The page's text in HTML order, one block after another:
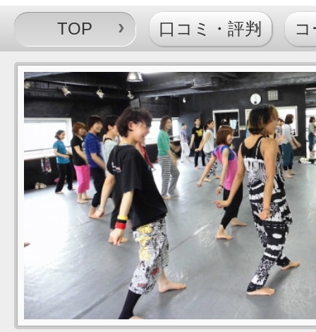
TOP 口コミ・評判